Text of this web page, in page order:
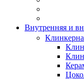
Внутренняя и